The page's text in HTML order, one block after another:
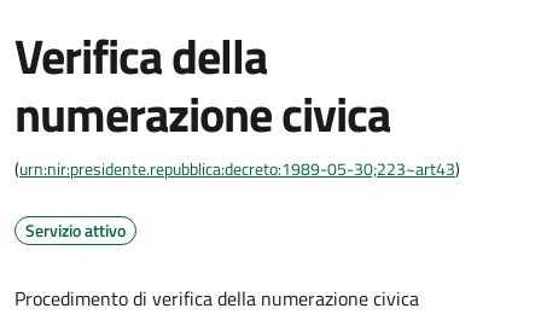
Verifica della
numerazione civica
(urn:nir:presidente.repubblica:decreto:1989-05-30;223~art43)
Servizio attivo
Procedimento di verifica della numerazione civica